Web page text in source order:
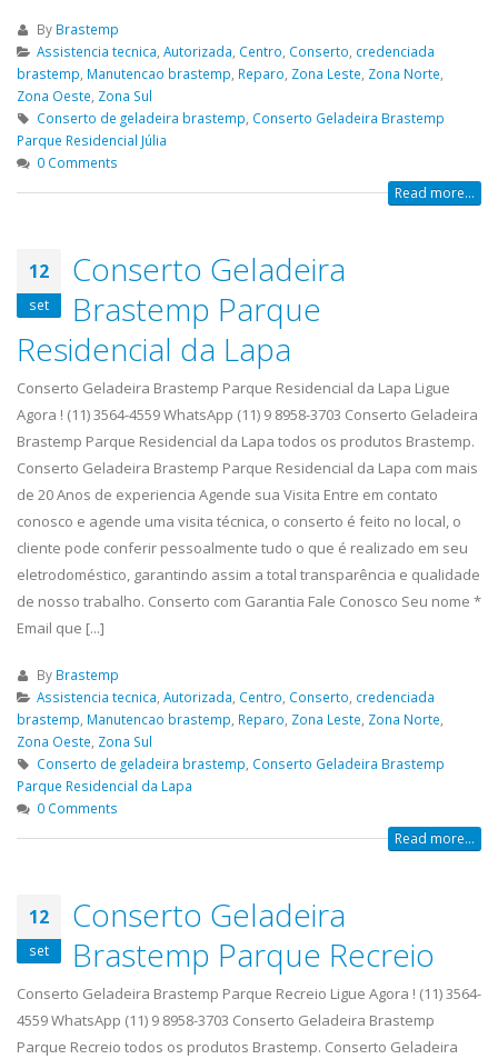
By Brastemp
Assistencia tecnica, Autorizada, Centro, Conserto, credenciada
brastemp, Manutencao brastemp, Reparo, Zona Leste, Zona Norte,
Zona Oeste, Zona Sul
Conserto de geladeira brastemp, Conserto Geladeira Brastemp
Parque Residencial Júlia
0 Comments
Read more...
12
set
Conserto Geladeira
Brastemp Parque
Residencial da Lapa
Conserto Geladeira Brastemp Parque Residencial da Lapa Ligue
Agora ! (11) 3564-4559 WhatsApp (11) 9 8958-3703 Conserto Geladeira
Brastemp Parque Residencial da Lapa todos os produtos Brastemp.
Conserto Geladeira Brastemp Parque Residencial da Lapa com mais
de 20 Anos de experiencia Agende sua Visita Entre em contato
conosco e agende uma visita técnica, o conserto é feito no local, o
cliente pode conferir pessoalmente tudo o que é realizado em seu
eletrodoméstico, garantindo assim a total transparência e qualidade
de nosso trabalho. Conserto com Garantia Fale Conosco Seu nome *
Email que [...]
By Brastemp
Assistencia tecnica, Autorizada, Centro, Conserto, credenciada
brastemp, Manutencao brastemp, Reparo, Zona Leste, Zona Norte,
Zona Oeste, Zona Sul
Conserto de geladeira brastemp, Conserto Geladeira Brastemp
Parque Residencial da Lapa
0 Comments
Read more...
12
set
Conserto Geladeira
Brastemp Parque Recreio
Conserto Geladeira Brastemp Parque Recreio Ligue Agora ! (11) 3564-
4559 WhatsApp (11) 9 8958-3703 Conserto Geladeira Brastemp
Parque Recreio todos os produtos Brastemp. Conserto Geladeira